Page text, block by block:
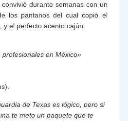
, convivió durante semanas con un
los pantanos del cual copió el
y el perfecto acento cajún.
en México»
de Texas es lógico, pero si
te meto un paquete que te